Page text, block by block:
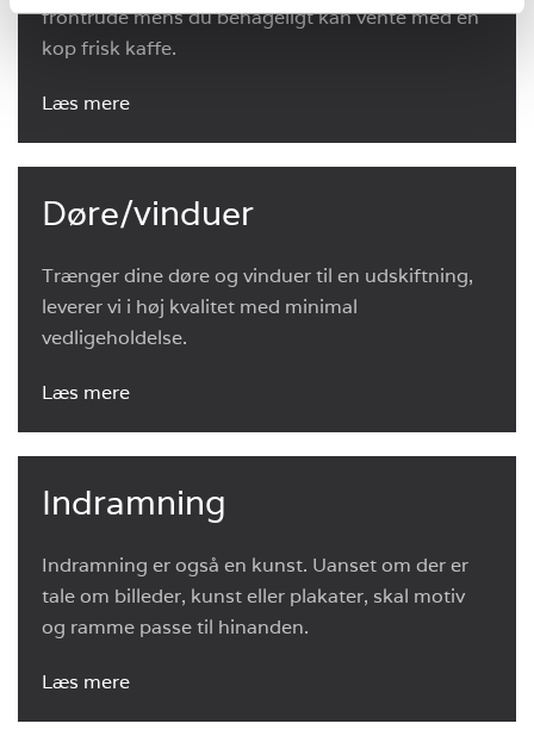
frontrude mens du behageligt kan vente med en
kop frisk kaffe.
Læs mere
Døre/vinduer
Trænger dine døre og vinduer til en udskiftning,
leverer vi i høj kvalitet med minimal
vedligeholdelse.
Læs mere
Indramning
Indramning er også en kunst. Uanset om der er
tale om billeder, kunst eller plakater, skal motiv
og ramme passe til hinanden.
Læs mere